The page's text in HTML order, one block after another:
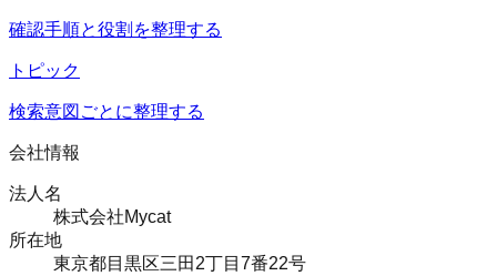
確認手順と役割を整理する
トピック
検索意図ごとに整理する
会社情報
法人名
株式会社Mycat
所在地
東京都目黒区三田2丁目7番22号